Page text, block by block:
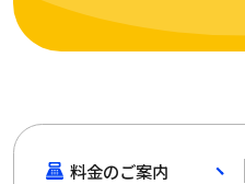
料金のご案内